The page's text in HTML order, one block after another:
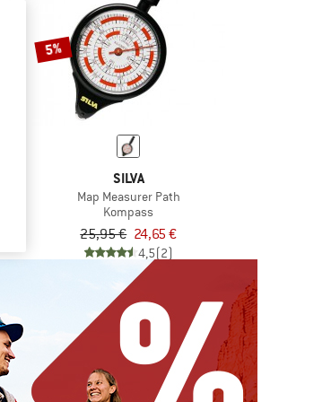
5%
SILVA
Map Measurer Path
Kompass
25,95 € 24,65 €
4,5(2)